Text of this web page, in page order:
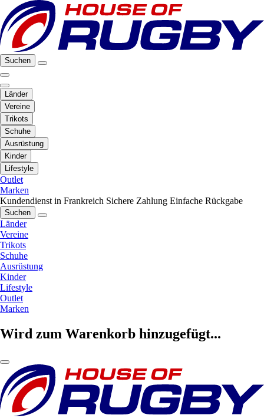
Suchen
Länder
Vereine
Trikots
Schuhe
Ausrüstung
Kinder
Lifestyle
Outlet
Marken
Kundendienst in Frankreich Sichere Zahlung Einfache Rückgabe
Suchen
Länder
Vereine
Trikots
Schuhe
Ausrüstung
Kinder
Lifestyle
Outlet
Marken
Wird zum Warenkorb hinzugefügt...